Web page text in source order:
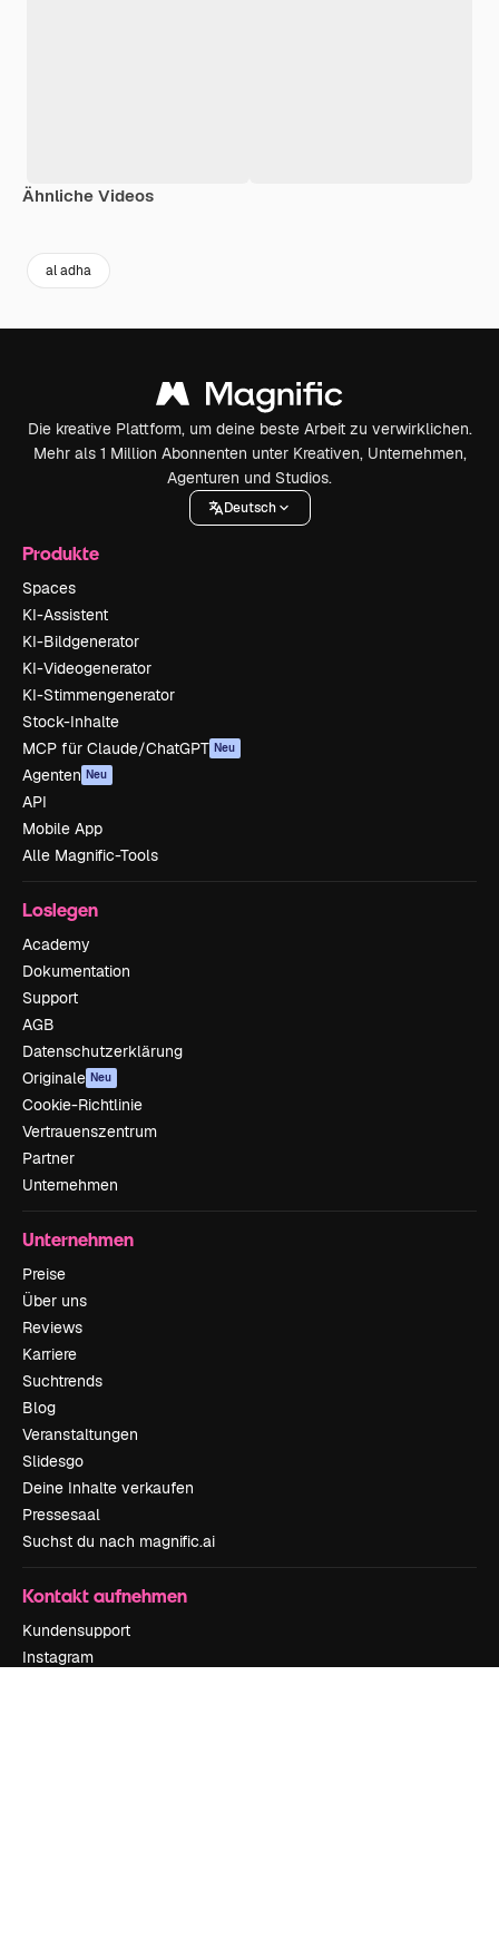
Ähnliche Videos
al adha
Die kreative Plattform, um deine beste Arbeit zu verwirklichen.
Mehr als 1 Million Abonnenten unter Kreativen, Unternehmen,
Agenturen und Studios.
Deutsch
Produkte
Spaces
KI-Assistent
KI-Bildgenerator
KI-Videogenerator
KI-Stimmengenerator
Stock-Inhalte
MCP für Claude/ChatGPT Neu
Agenten Neu
API
Mobile App
Alle Magnific-Tools
Loslegen
Academy
Dokumentation
Support
AGB
Datenschutzerklärung
Originale Neu
Cookie-Richtlinie
Vertrauenszentrum
Partner
Unternehmen
Unternehmen
Preise
Über uns
Reviews
Karriere
Suchtrends
Blog
Veranstaltungen
Slidesgo
Deine Inhalte verkaufen
Pressesaal
Suchst du nach magnific.ai
Kontakt aufnehmen
Kundensupport
Instagram